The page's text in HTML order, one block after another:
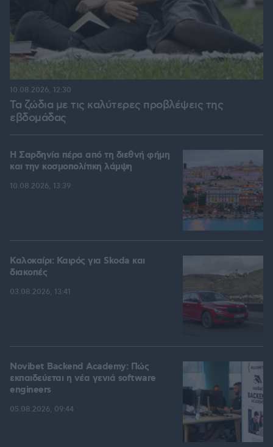
Τα ζώδια με τις καλύτερες προβλέψεις της
εβδομάδας
10.08.2026, 12:30
Η Σαρδηνία πέρα από τη διεθνή φήμη
και την κοσμοπολίτικη λάμψη
10.08.2026, 13:39
Καλοκαίρι: Καιρός για Skoda και
διακοπές
03.08.2026, 13:41
Novibet Backend Academy: Πώς
εκπαιδεύεται η νέα γενιά software
engineers
05.08.2026, 09:44